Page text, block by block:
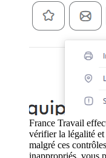
France Travail
vérifier la légalité
malgré ces
inappropriés, vous